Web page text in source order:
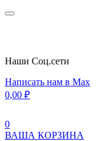
Наши Cоц.сети
Написать нам в Max
0,00 ₽
0
ВАША КОРЗИНА